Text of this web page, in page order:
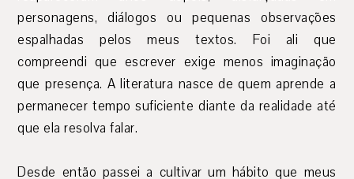
personagens, diálogos ou pequenas observações
espalhadas pelos meus textos. Foi ali que
compreendi que escrever exige menos imaginação
que presença. A literatura nasce de quem aprende a
permanecer tempo suficiente diante da realidade até
que ela resolva falar.
Desde então passei a cultivar um hábito que meus